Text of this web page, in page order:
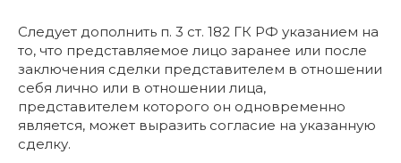
Следует дополнить п. 3 ст. 182 ГК РФ указанием на
то, что представляемое лицо заранее или после
заключения сделки представителем в отношении
себя лично или в отношении лица,
представителем которого он одновременно
является, может выразить согласие на указанную
сделку.